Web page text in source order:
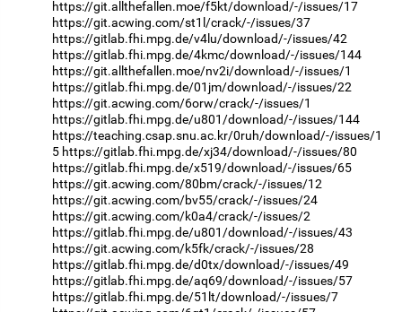
https://git.allthefallen.moe/f5kt/download/-/issues/17
https://git.acwing.com/st1l/crack/-/issues/37
https://gitlab.fhi.mpg.de/v4lu/download/-/issues/42
https://gitlab.fhi.mpg.de/4kmc/download/-/issues/144
https://git.allthefallen.moe/nv2i/download/-/issues/1
https://gitlab.fhi.mpg.de/01jm/download/-/issues/22
https://git.acwing.com/6orw/crack/-/issues/1
https://gitlab.fhi.mpg.de/u801/download/-/issues/144
https://teaching.csap.snu.ac.kr/0ruh/download/-/issues/1
5 https://gitlab.fhi.mpg.de/xj34/download/-/issues/80
https://gitlab.fhi.mpg.de/x519/download/-/issues/65
https://git.acwing.com/80bm/crack/-/issues/12
https://git.acwing.com/bv55/crack/-/issues/24
https://git.acwing.com/k0a4/crack/-/issues/2
https://gitlab.fhi.mpg.de/u801/download/-/issues/43
https://git.acwing.com/k5fk/crack/-/issues/28
https://gitlab.fhi.mpg.de/d0tx/download/-/issues/49
https://gitlab.fhi.mpg.de/aq69/download/-/issues/57
https://gitlab.fhi.mpg.de/51lt/download/-/issues/7